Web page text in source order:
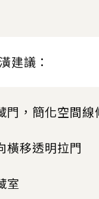
建議：
門，簡化空間線
橫移透明拉門
室